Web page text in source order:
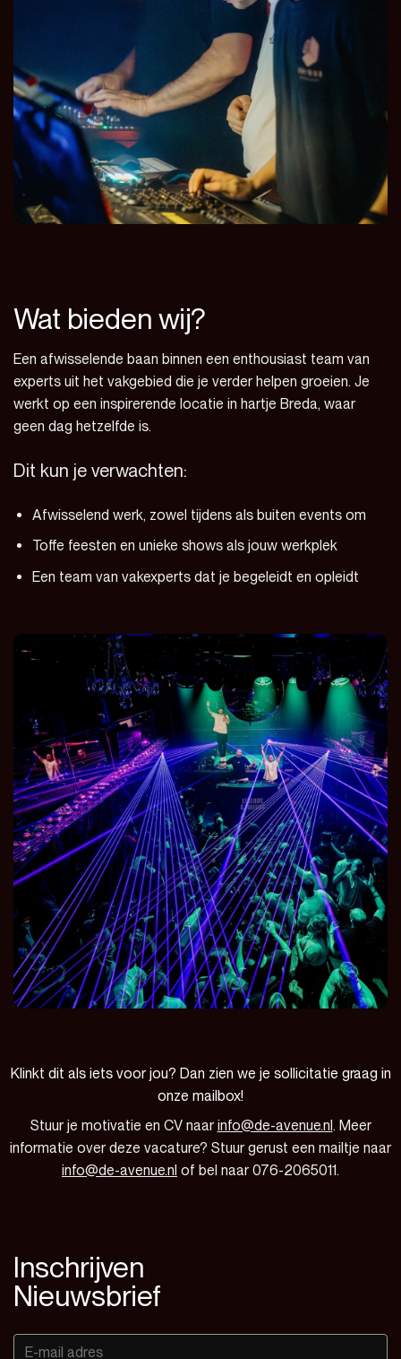
Wat bieden wij?
Een afwisselende baan binnen een enthousiast team van
experts uit het vakgebied die je verder helpen groeien. Je
werkt op een inspirerende locatie in hartje Breda, waar
geen dag hetzelfde is.
Dit kun je verwachten:
Afwisselend werk, zowel tijdens als buiten events om
Toffe feesten en unieke shows als jouw werkplek
Een team van vakexperts dat je begeleidt en opleidt
Klinkt dit als iets voor jou? Dan zien we je sollicitatie graag in
onze mailbox!
Stuur je motivatie en CV naarinfo@de-avenue.nl. Meer
informatie over deze vacature? Stuur gerust een mailtje naar
info@de-avenue.nl of bel naar 076-2065011.
Inschrijven
Nieuwsbrief